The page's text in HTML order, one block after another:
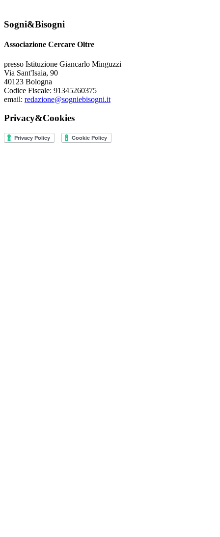
Sogni&Bisogni
Associazione Cercare Oltre
presso Istituzione Giancarlo Minguzzi
Via Sant'Isaia, 90
40123 Bologna
Codice Fiscale: 91345260375
email: redazione@sogniebisogni.it
Privacy&Cookies